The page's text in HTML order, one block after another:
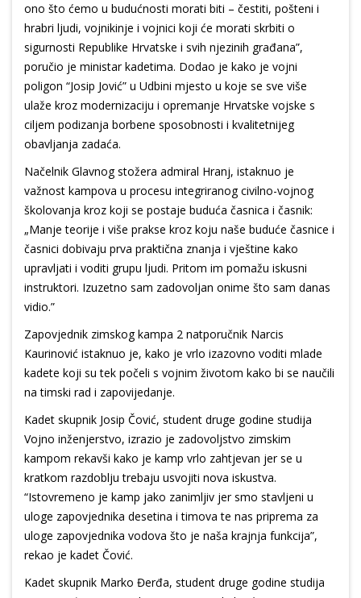
ono što ćemo u budućnosti morati biti – čestiti, pošteni i
hrabri ljudi, vojnikinje i vojnici koji će morati skrbiti o
sigurnosti Republike Hrvatske i svih njezinih građana”,
poručio je ministar kadetima. Dodao je kako je vojni
poligon “Josip Jović” u Udbini mjesto u koje se sve više
ulaže kroz modernizaciju i opremanje Hrvatske vojske s
ciljem podizanja borbene sposobnosti i kvalitetnijeg
obavljanja zadaća.
Načelnik Glavnog stožera admiral Hranj, istaknuo je
važnost kampova u procesu integriranog civilno-vojnog
školovanja kroz koji se postaje buduća časnica i časnik:
„Manje teorije i više prakse kroz koju naše buduće časnice i
časnici dobivaju prva praktična znanja i vještine kako
upravljati i voditi grupu ljudi. Pritom im pomažu iskusni
instruktori. Izuzetno sam zadovoljan onime što sam danas
vidio.”
Zapovjednik zimskog kampa 2 natporučnik Narcis
Kaurinović istaknuo je, kako je vrlo izazovno voditi mlade
kadete koji su tek počeli s vojnim životom kako bi se naučili
na timski rad i zapovijedanje.
Kadet skupnik Josip Čović, student druge godine studija
Vojno inženjerstvo, izrazio je zadovoljstvo zimskim
kampom rekavši kako je kamp vrlo zahtjevan jer se u
kratkom razdoblju trebaju usvojiti nova iskustva.
“Istovremeno je kamp jako zanimljiv jer smo stavljeni u
uloge zapovjednika desetina i timova te nas priprema za
uloge zapovjednika vodova što je naša krajnja funkcija”,
rekao je kadet Čović.
Kadet skupnik Marko Đerđa, student druge godine studija